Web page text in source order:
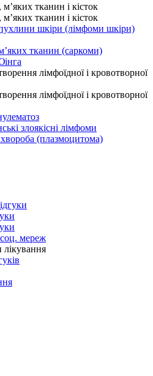
тканин і кісток
тканин і кісток
пухлини шкіри (лімфоми шкіри)
тканин (саркоми)
лімфоїдної і кровотворної
лімфоїдної і кровотворної
злоякісні лімфоми
(плазмоцитома)
мереж
лікування